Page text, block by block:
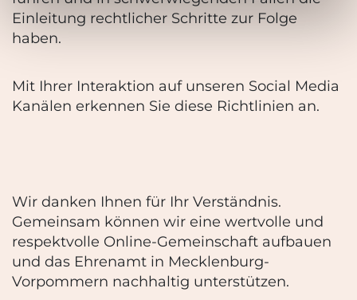
Einleitung rechtlicher Schritte zur Folge
haben.
Mit Ihrer Interaktion auf unseren Social Media
Kanälen erkennen Sie diese Richtlinien an.
Wir danken Ihnen für Ihr Verständnis.
Gemeinsam können wir eine wertvolle und
respektvolle Online-Gemeinschaft aufbauen
und das Ehrenamt in Mecklenburg-
Vorpommern nachhaltig unterstützen.